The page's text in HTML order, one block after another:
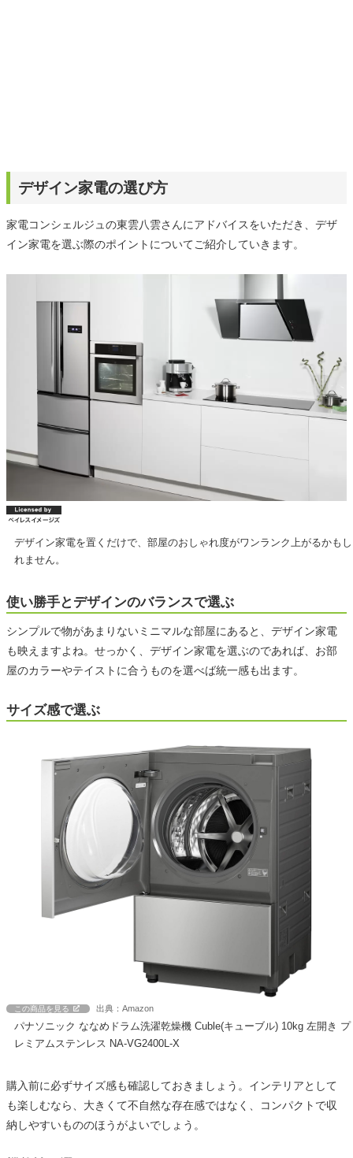
デザイン家電の選び方
家電コンシェルジュの東雲八雲さんにアドバイスをいただき、デザ
イン家電を選ぶ際のポイントについてご紹介していきます。
デザイン家電を置くだけで、部屋のおしゃれ度がワンランク上がるかもし
れません。
使い勝手とデザインのバランスで選ぶ
シンプルで物があまりないミニマルな部屋にあると、デザイン家電
も映えますよね。せっかく、デザイン家電を選ぶのであれば、お部
屋のカラーやテイストに合うものを選べば統一感も出ます。
サイズ感で選ぶ
この商品を見る 出典：Amazon
パナソニック ななめドラム洗濯乾燥機 Cuble(キューブル) 10kg 左開き プ
レミアムステンレス NA-VG2400L-X
購入前に必ずサイズ感も確認しておきましょう。インテリアとして
も楽しむなら、大きくて不自然な存在感ではなく、コンパクトで収
納しやすいもののほうがよいでしょう。